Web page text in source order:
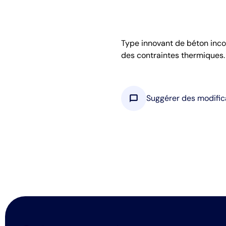
Type innovant de béton
des contraintes thermiques.
chat_bubble Suggérer des